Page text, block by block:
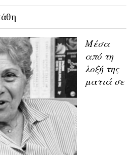
Μέσα
από τη
λοξή της
ματιά σε